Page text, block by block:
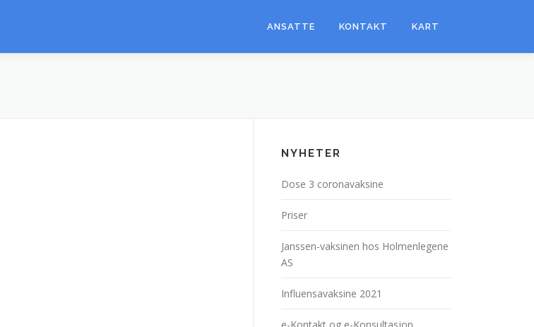
ANSATTE KONTAKT KART
NYHETER
Dose 3 coronavaksine
Priser
Janssen-vaksinen hos Holmenlegene
AS
Influensavaksine 2021